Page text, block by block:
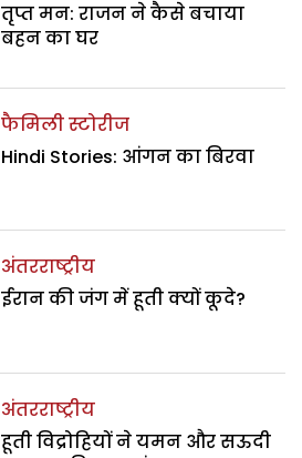
तृप्त मन: राजन ने कैसे बचाया
बहन का घर
फैमिली स्टोरीज
Hindi Stories: आंगन का बिरवा
अंतरराष्ट्रीय
ईरान की जंग में हूती क्यों कूदे?
अंतरराष्ट्रीय
हूती विद्रोहियों ने यमन और सऊदी